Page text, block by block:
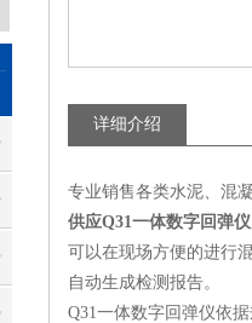
详细介绍
专业销售各类水泥、混
供应Q31一体数字回弹仪
可以在现场方便的进行
自动生成检测报告。
Q31一体数字回弹仪依